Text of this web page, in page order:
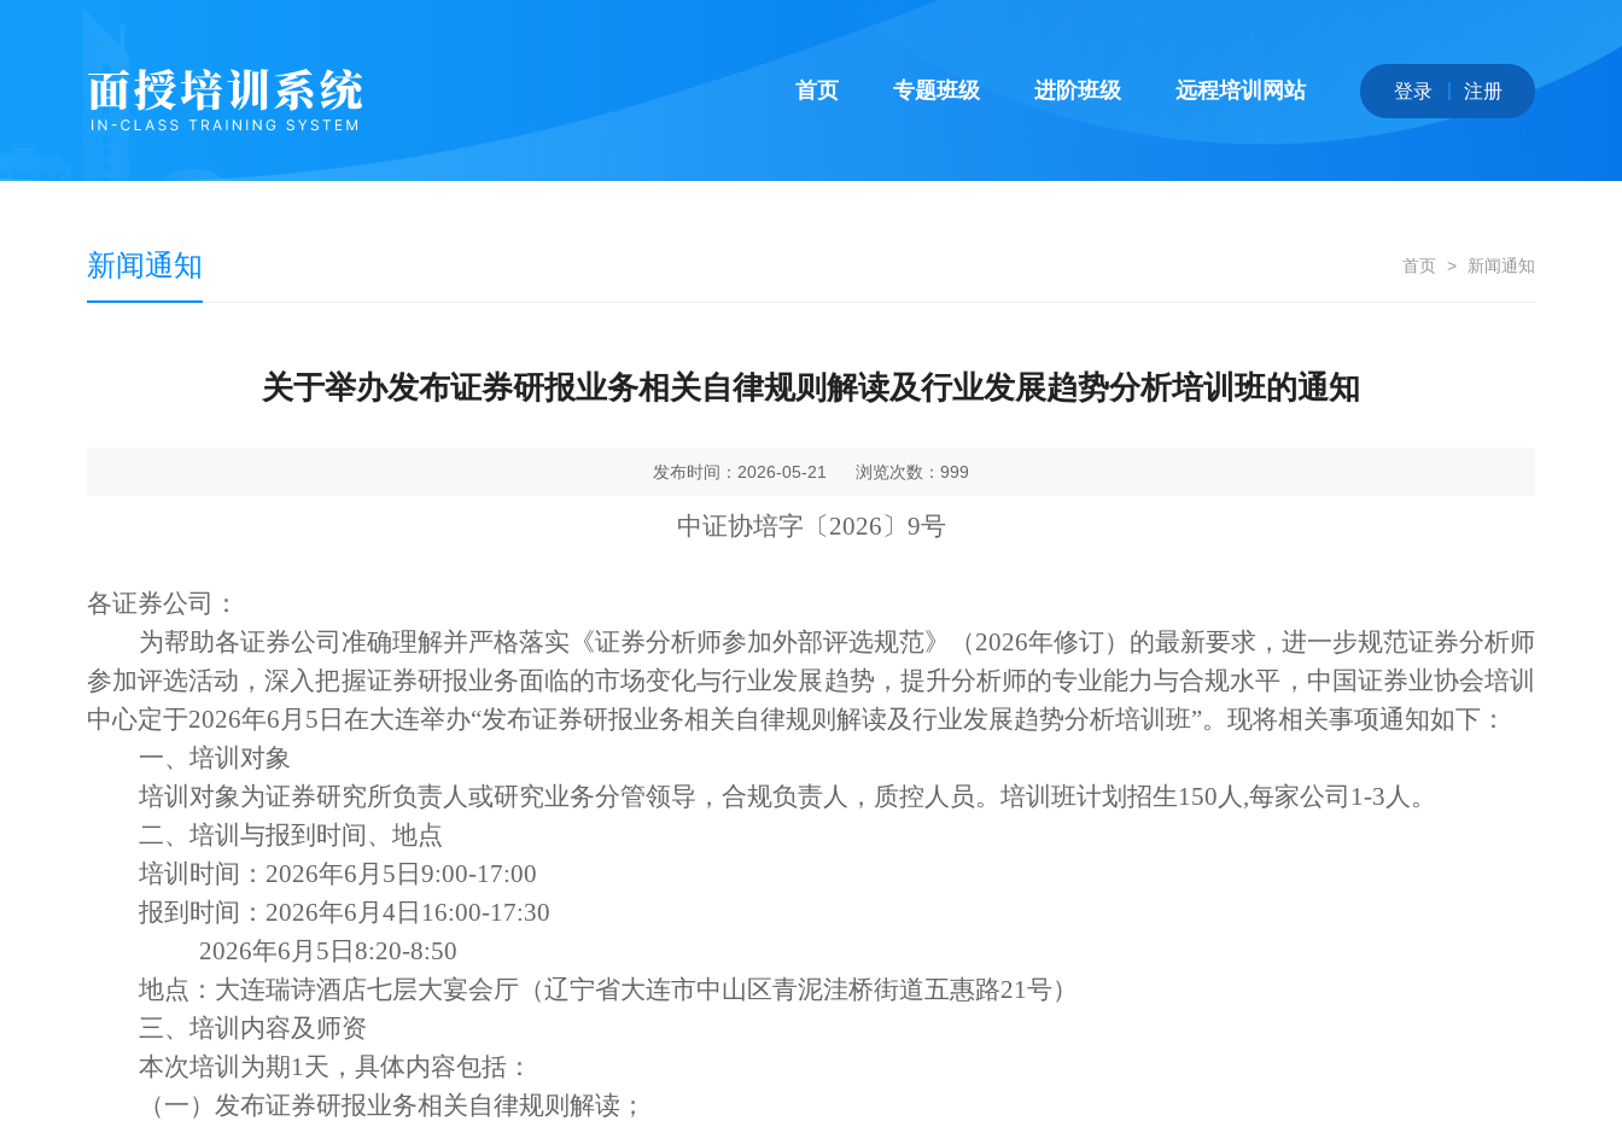
首页 专题班级 进阶班级 远程培训网站 登录 注册
新闻通知 首页 > 新闻通知
关于举办发布证券研报业务相关自律规则解读及行业发展趋势分析培训班的通知
发布时间：2026-05-21 浏览次数：999
中证协培字 〔2026〕 9号
各证券公司 ：
为帮助各证券公司准确理解并严格落实《证券分析师参加外部评选规范》（2026年修订）的最新要求，进一步规范证券分析师
参加评选活动，深入把握证券研报业务面临的市场变化与行业发展趋势，提升分析师的专业能力与合规水平， 中国证券业协会培训
中心定于2026年6月 5日 在大连举办“发布证券研报业务相关自律规则解读及行业发展趋势分析培训班”。现将相关事项通知如下：
一、培训对象
培训对象为证券研究所负责人或研究业务分管领导，合规负责人，质控人员。 培训班计划招生150人,每家公司1-3人。
二、培训与报到时间、地点
培训时间 ：2026年6月 5 日9:00-17:00
报到时间：2026年6月 4日16:00-17:30
2026年6月 5 日8:20-8:50
地点： 大连瑞诗酒店七层大宴会厅 （辽宁省大连市中山区青泥洼桥街道五惠路21号）
三、培训内容及师资
本次培训为期1天， 具体内容包括：
（一） 发布证券研报业务相关自律规则解读 ；